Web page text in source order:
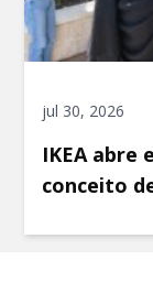
jul 30, 2026
IKEA abre
conceito